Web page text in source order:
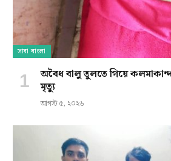
সারা বাংলা
অবৈধ বালু তুলতে গিয়ে
মৃত্যু
আগস্ট ৫, ২০২৬